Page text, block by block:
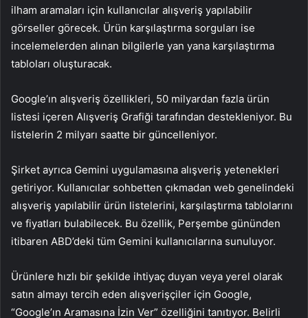
ilham aramaları için kullanıcılar alışveriş yapılabilir
görseller görecek. Ürün karşılaştırma sorguları ise
incelemelerden alınan bilgilerle yan yana karşılaştırma
tabloları oluşturacak.
Google’ın alışveriş özellikleri, 50 milyardan fazla ürün
listesi içeren Alışveriş Grafiği tarafından destekleniyor. Bu
listelerin 2 milyarı saatte bir güncelleniyor.
Şirket ayrıca Gemini uygulamasına alışveriş yetenekleri
getiriyor. Kullanıcılar sohbetten çıkmadan web genelindeki
alışveriş yapılabilir ürün listelerini, karşılaştırma tablolarını
ve fiyatları bulabilecek. Bu özellik, Perşembe gününden
itibaren ABD’deki tüm Gemini kullanıcılarına sunuluyor.
Ürünlere hızlı bir şekilde ihtiyaç duyan veya yerel olarak
satın almayı tercih eden alışverişçiler için Google,
“Google’ın Aramasına İzin Ver” özelliğini tanıtıyor. Belirli